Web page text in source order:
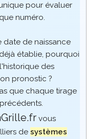
pour évaluer
numéro.
date de naissance
établie, pourquoi
des
pronostic ?
que chaque tirage
vous
de systèmes